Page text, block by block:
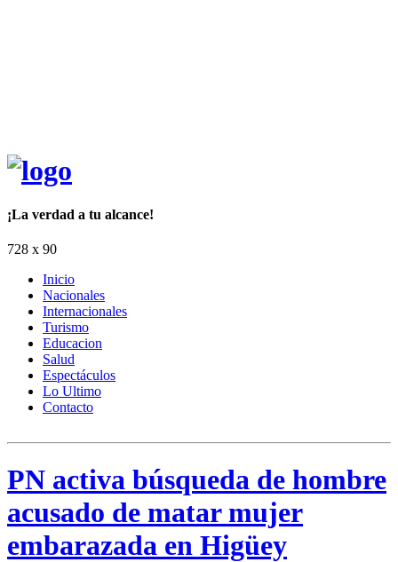
¡La verdad a tu alcance!
728 x 90
Inicio
Nacionales
Internacionales
Turismo
Educacion
Salud
Espectáculos
Lo Ultimo
Contacto
PN activa búsqueda de hombre
acusado de matar mujer
embarazada en Higüey